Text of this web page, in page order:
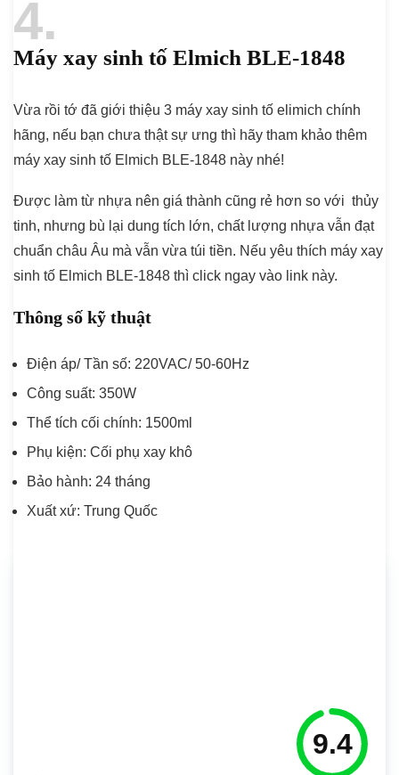
4
Máy xay sinh tố Elmich BLE-1848
Vừa rồi tớ đã giới thiệu 3 máy xay sinh tố elimich chính
hãng, nếu bạn chưa thật sự ưng thì hãy tham khảo thêm
máy xay sinh tố Elmich BLE-1848 này nhé!
Được làm từ nhựa nên giá thành cũng rẻ hơn so với thủy
tinh, nhưng bù lại dung tích lớn, chất lượng nhựa vẫn đạt
chuẩn châu Âu mà vẫn vừa túi tiền. Nếu yêu thích máy xay
sinh tố Elmich BLE-1848 thì click ngay vào link này.
Thông số kỹ thuật
Điện áp/ Tần số: 220VAC/ 50-60Hz
Công suất: 350W
Thể tích cối chính: 1500ml
Phụ kiện: Cối phụ xay khô
Bảo hành: 24 tháng
Xuất xứ: Trung Quốc
9.4